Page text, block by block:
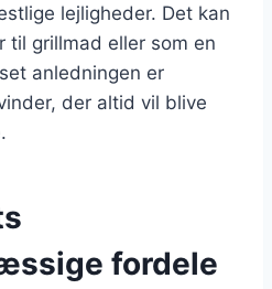
lejligheder. Det kan
til grillmad eller som en
anledningen er
der altid vil blive
fordele